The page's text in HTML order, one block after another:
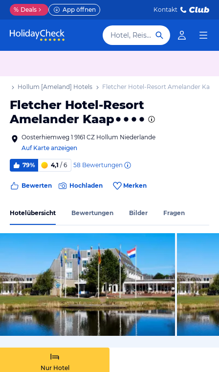
% Deals App öffnen Kontakt
Hotel, Reiseziel
Hollum [Ameland] Hotels Fletcher Hotel-Resort Amelander Kaap
Fletcher Hotel-Resort
Amelander Kaap
Oosterhiemweg 1 9161 CZ Hollum Niederlande
Auf Karte anzeigen
79% 4,1 / 6 58 Bewertungen
Bewerten Hochladen Merken
Hotelübersicht Bewertungen Bilder Fragen
vom
Nur Hotel